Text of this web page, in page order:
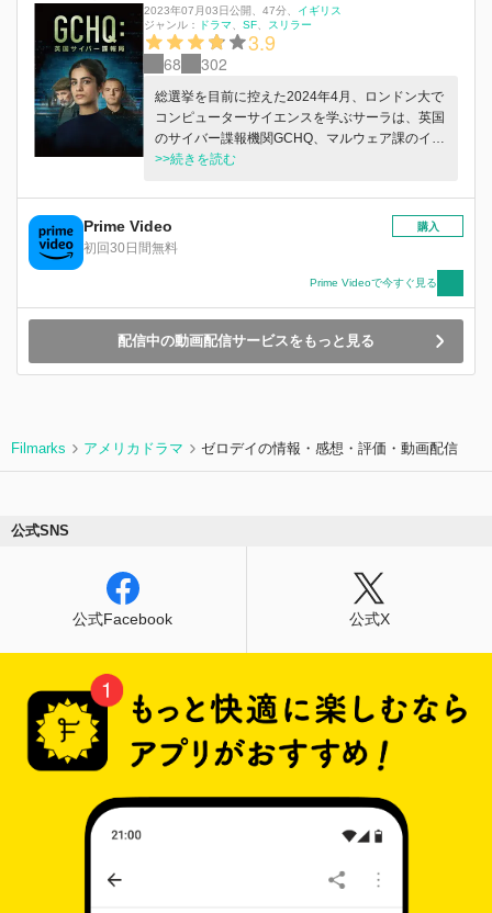
2023年07月03日公開 47分
イギリス
ジャンル：
ドラマ SF スリラー
3.9
68 302
総選挙を目前に控えた2024年4月、ロンドン大で
コンピューターサイエンスを学ぶサーラは、英国
のサイバー諜報機関GCHQ、マルウェア課のイン
ターンの座を勝ち取る。しかし出勤初日に、ロシ
仕掛け、英国中のインターネットや通信システム
がダウンするという緊急事態が発生し…。
>>続きを読む
Prime Video
初回30日間無料
購入
Prime Videoで今すぐ見る
配信中の動画配信サービスをもっと見る
Filmarks アメリカドラマ ゼロデイの情報・感想・評価・動画配信
公式SNS
公式Facebook 公式X